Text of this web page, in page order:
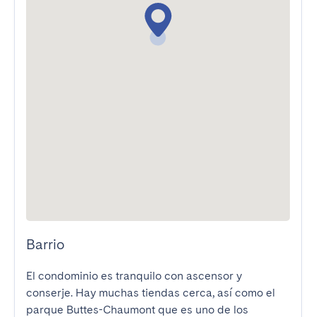
Barrio
El condominio es tranquilo con ascensor y
conserje. Hay muchas tiendas cerca, así como el
parque Buttes-Chaumont que es uno de los